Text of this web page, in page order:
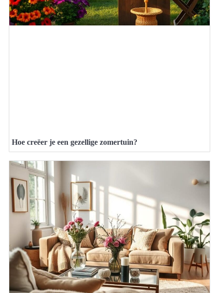
Hoe creëer je een gezellige zomertuin?